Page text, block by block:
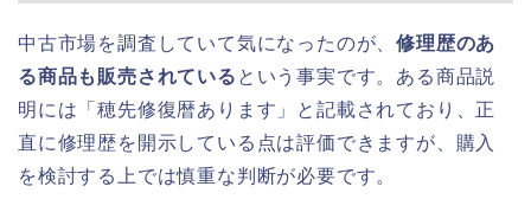
中古市場を調査していて気になったのが、修理歴のあ
る商品も販売されている という事実です。ある商品説
明には「穂先修復暦あります」と記載されており、正
直に修理歴を開示している点は評価できますが、購入
を検討する上では慎重な判断が必要です。